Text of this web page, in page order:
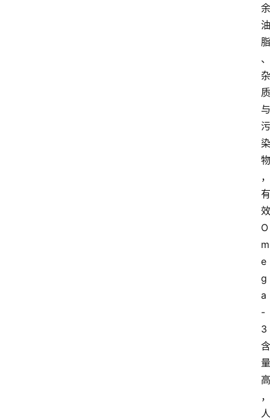
余
油
脂
、
杂
质
与
污
染
物
，
有
效
O
m
e
g
a
-
3
含
量
高
，
人